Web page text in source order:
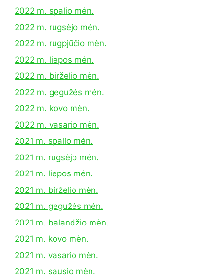
2022 m. spalio mėn.
2022 m. rugsėjo mėn.
2022 m. rugpjūčio mėn.
2022 m. liepos mėn.
2022 m. birželio mėn.
2022 m. gegužės mėn.
2022 m. kovo mėn.
2022 m. vasario mėn.
2021 m. spalio mėn.
2021 m. rugsėjo mėn.
2021 m. liepos mėn.
2021 m. birželio mėn.
2021 m. gegužės mėn.
2021 m. balandžio mėn.
2021 m. kovo mėn.
2021 m. vasario mėn.
2021 m. sausio mėn.